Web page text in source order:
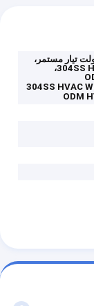
ضغط الماء 32 فولت تيار مستمر،
مستشعر ضغط الماء 304SS HVAC،
304SS HVAC
ODM